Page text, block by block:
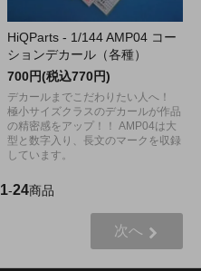
HiQParts - 1/144 AMP04 コー
ションデカール（各種）
700円(税込770円)
デカールまでこだわりたい人へ！
極小サイズクラスのデカールが作品
の精密感をアップ！！ AMP04は大
型と数字入り、長文のマークを収録
しています。
1-24商品
次へ